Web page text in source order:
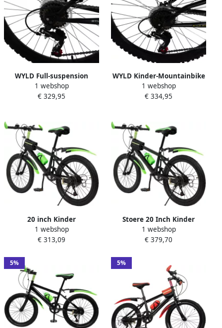
WYLD Full-suspension
kinder-mountainbike – 24
Zodiac (rood) – 18
1 webshop
€ 329,95
WYLD Kinder-Mountainbike
Fully ATB 24'' Zodiac blau 18
Gänge RH 38 cm
1 webshop
€ 334,95
20 inch Kinder
Mountainbike met 7
Versnellingen en
1 webshop
€ 313,09
Stoere 20 Inch Kinder
Mountainbike met 7
Versnellingen en
1 webshop
€ 379,70
5% 5%